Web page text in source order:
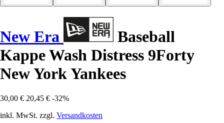
New Era
Baseball
Kappe Wash Distress 9Forty
New York Yankees
30,00 € 20,45 € -32%
inkl. MwSt. zzgl. Versandkosten